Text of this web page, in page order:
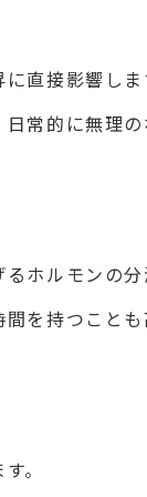
直接影響しま
常的に無理
ホルモンの分
を持つことも
。